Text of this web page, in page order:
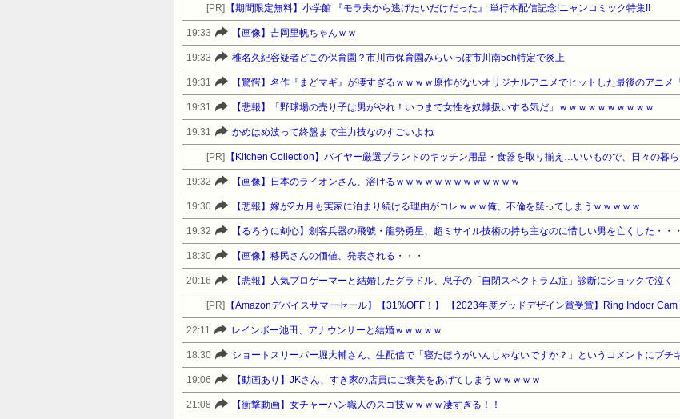
[PR] 【期間限定無料】小学館 『モラ夫から逃げたいだけだった』 単行本配信記念!ニャンコミック特集!!
19:33 【画像】吉岡里帆ちゃんｗｗ
19:33 椎名久紀容疑者どこの保育園？市川市保育園みらいっぽ市川南5ch特定で炎上
19:31
19:31 【悲報】「野球場の売り子は男がやれ！いつまで女性を奴隷扱いする気だ」ｗｗｗｗｗｗｗｗｗｗ
19:31 かめはめ波って終盤まで主力技なのすごいよね
[PR]
19:32 【画像】日本のライオンさん、溶けるｗｗｗｗｗｗｗｗｗｗｗｗｗ
19:30 【悲報】嫁が2カ月も実家に泊まり続ける理由がコレｗｗｗ俺、不倫を疑ってしまうｗｗｗｗｗ
19:32 【るろうに剣心】劍客兵器の飛號・龍勢勇星、超ミサイル技術の持ち主なのに惜しい男を亡くした・・・
18:30 【画像】移民さんの価値、発表される・・・
20:16 【悲報】人気プロゲーマーと結婚したグラドル、息子の「自閉スペクトラム症」診断にショックで泣く
[PR]
22:11 レインボー池田、アナウンサーと結婚ｗｗｗｗｗ
18:30
19:06 【動画あり】JKさん、すき家の店員にご褒美をあげてしまうｗｗｗｗｗ
21:08 【衝撃動画】女チャーハン職人のスゴ技ｗｗｗｗ凄すぎる！！